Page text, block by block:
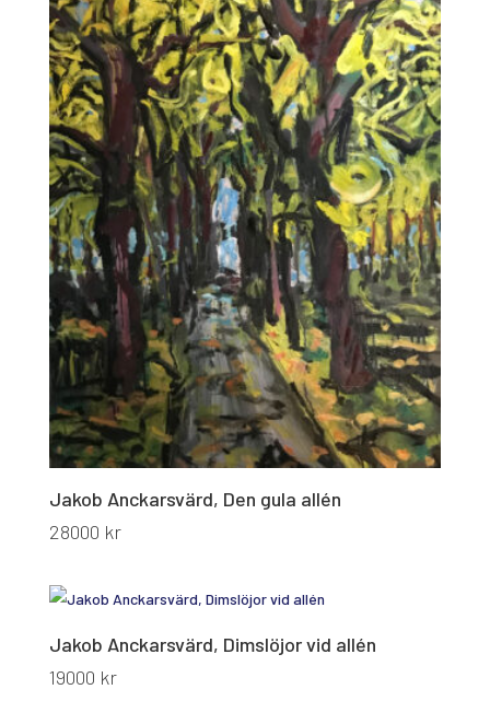
Jakob Anckarsvärd, Den gula allén
28000 kr
Jakob Anckarsvärd, Dimslöjor vid allén
19000 kr